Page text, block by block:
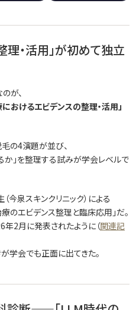
理・活用」が初めて独立
が、
おけるエビデンスの整理・活用」
の4演題が並び、
か」を整理する試みが学会レベルで
泉スキンクリニック）による
のエビデンス整理と臨床応用」だ。
2月に発表されたように（関連記
学会でも正面に出てきた。